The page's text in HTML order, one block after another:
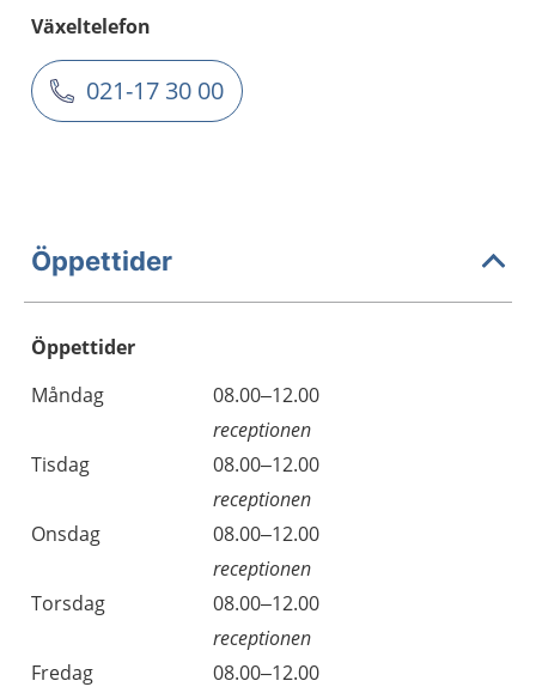
Växeltelefon
021-17 30 00
Öppettider
Öppettider
Dag
Öppettider
Kommentarer
Måndag
08.00–12.00
receptionen
Tisdag
08.00–12.00
receptionen
Onsdag
08.00–12.00
receptionen
Torsdag
08.00–12.00
receptionen
Fredag
08.00–12.00